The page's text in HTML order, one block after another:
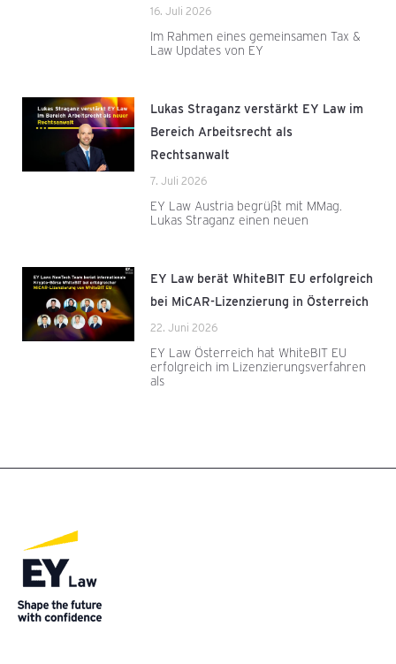
16. Juli 2026
Im Rahmen eines gemeinsamen Tax &
Law Updates von EY
Lukas Straganz verstärkt EY Law im
Bereich Arbeitsrecht als
Rechtsanwalt
7. Juli 2026
EY Law Austria begrüßt mit MMag.
Lukas Straganz einen neuen
EY Law berät WhiteBIT EU erfolgreich
bei MiCAR-Lizenzierung in Österreich
22. Juni 2026
EY Law Österreich hat WhiteBIT EU
erfolgreich im Lizenzierungsverfahren
als